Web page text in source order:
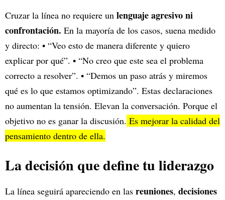
Cruzar la línea no requiere un lenguaje agresivo ni
confrontación. En la mayoría de los casos, suena medido
y directo: • “Veo esto de manera diferente y quiero
explicar por qué”. • “No creo que este sea el problema
correcto a resolver”. • “Demos un paso atrás y miremos
qué es lo que estamos optimizando”. Estas declaraciones
no aumentan la tensión. Elevan la conversación. Porque el
objetivo no es ganar la discusión. Es mejorar la calidad del
pensamiento dentro de ella.
La decisión que define tu liderazgo
La línea seguirá apareciendo en las reuniones, decisiones